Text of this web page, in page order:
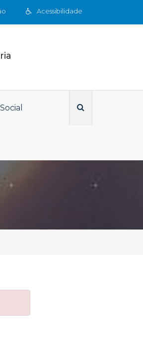
Acessibilidade